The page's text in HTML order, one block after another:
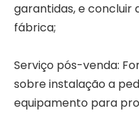
garantidas, e concluir
fábrica;
Serviço pós-venda:
sobre instalação a
equipamento para